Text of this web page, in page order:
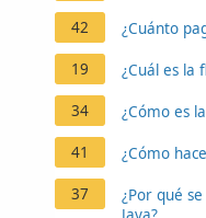
42 ¿Cuánto
19 ¿Cuál es la
34 ¿Cómo es
41 ¿Cómo
37
¿Por qué